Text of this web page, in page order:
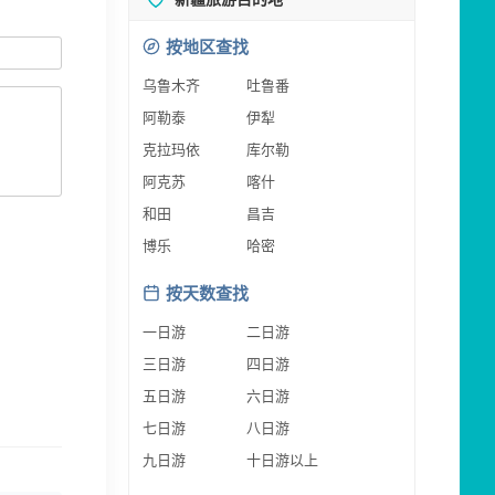
按地区查找
乌鲁木齐
吐鲁番
阿勒泰
伊犁
克拉玛依
库尔勒
阿克苏
喀什
和田
昌吉
博乐
哈密
按天数查找
一日游
二日游
三日游
四日游
五日游
六日游
七日游
八日游
九日游
十日游以上